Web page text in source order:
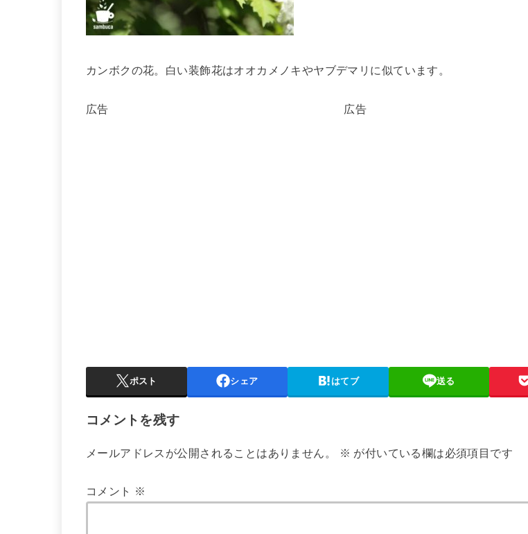
カンボクの花。白い装飾花はオオカメノキやヤブデマリに似ています。
広告 広告
ポスト シェア はてブ 送る
コメントを残す
メールアドレスが公開されることはありません。 ※ が付いている欄は必須項目です
コメント ※